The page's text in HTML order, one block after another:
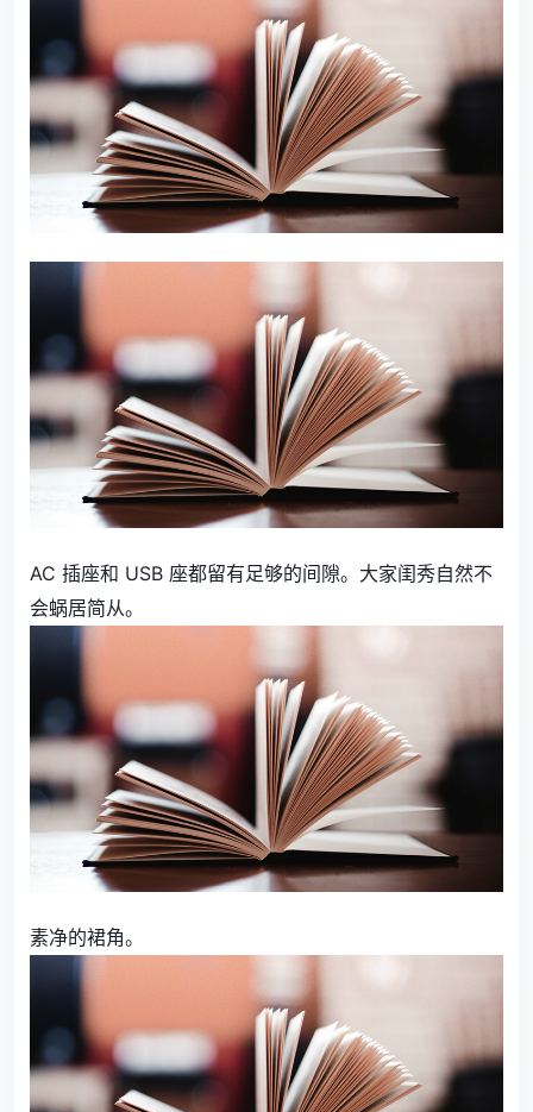
AC 插座和 USB 座都留有足够的间隙。大家闺秀自然不
会蜗居简从。
素净的裙角。